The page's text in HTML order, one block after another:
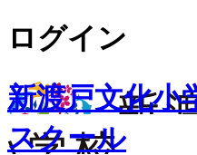
ログイン
新渡戸文化小
スクール